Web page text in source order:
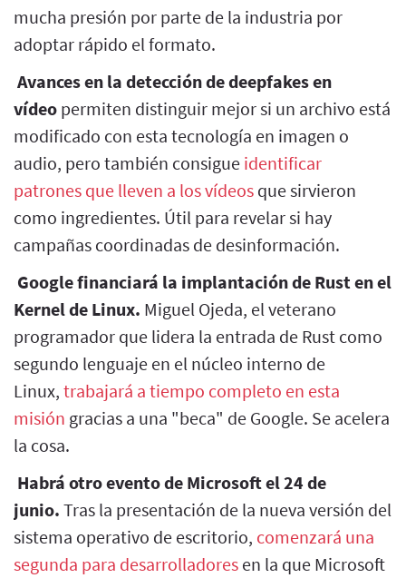
mucha presión por parte de la industria por
adoptar rápido el formato.
Avances en la detección de deepfakes en
vídeo permiten distinguir mejor si un archivo está
modificado con esta tecnología en imagen o
audio, pero también consigue identificar
patrones que lleven a los vídeos que sirvieron
como ingredientes. Útil para revelar si hay
campañas coordinadas de desinformación.
Google financiará la implantación de Rust en el
Kernel de Linux. Miguel Ojeda, el veterano
programador que lidera la entrada de Rust como
segundo lenguaje en el núcleo interno de
Linux, trabajará a tiempo completo en esta
misión gracias a una "beca" de Google. Se acelera
la cosa.
Habrá otro evento de Microsoft el 24 de
junio. Tras la presentación de la nueva versión del
sistema operativo de escritorio, comenzará una
segunda para desarrolladores en la que Microsoft